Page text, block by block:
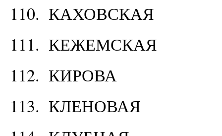
110. КАХОВСКАЯ
111. КЕЖЕМСКАЯ
112. КИРОВА
113. КЛЕНОВАЯ